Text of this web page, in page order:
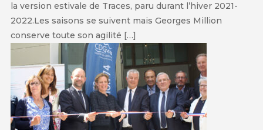
la version estivale de Traces, paru durant l’hiver 2021-
2022.Les saisons se suivent mais Georges Million
conserve toute son agilité […]